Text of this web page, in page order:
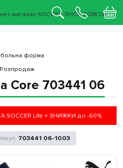
Core 703441 06
Life + ЗНИЖКИ до -60%
703441 06-1003